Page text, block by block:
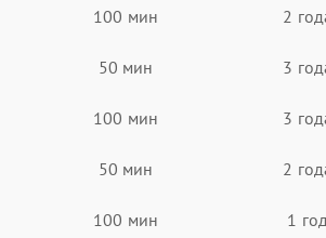
100 мин 2
50 мин 3
100 мин 3
50 мин 2
100 мин 1 год